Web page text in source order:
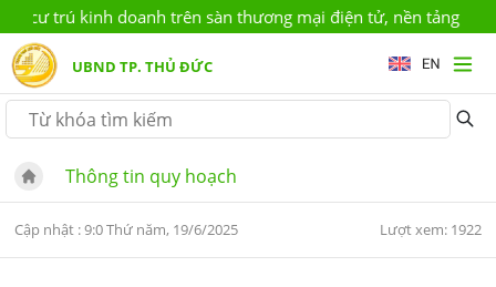
trú kinh doanh trên sàn thương mại điện tử, nền tảng số
UBND TP. THỦ ĐỨC
Thông tin quy hoạch
Cập nhật : 9:0 Thứ năm, 19/6/2025 Lượt xem: 1922